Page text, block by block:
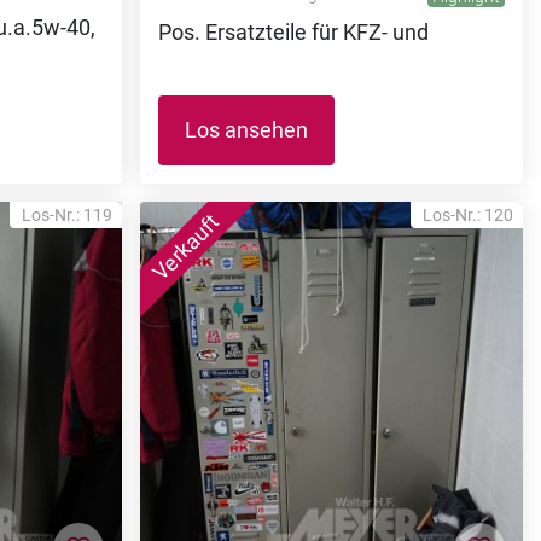
40, Pos. Ersatzteile für KFZ- und
Los ansehen
Los-Nr.: 119 Los-Nr.: 120